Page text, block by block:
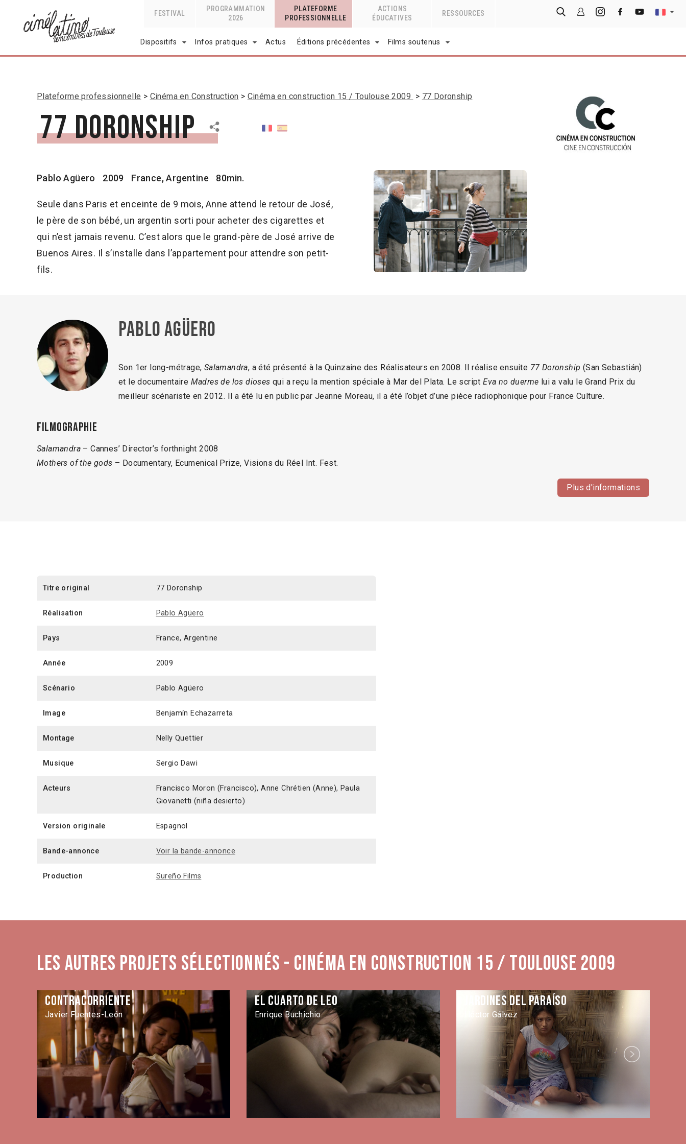
FESTIVAL
PROGRAMMATION
2026
PLATEFORME
PROFESSIONNELLE
ACTIONS
ÉDUCATIVES
RESSOURCES
Dispositifs Infos pratiques Actus Éditions précédentes Films soutenus
Plateforme professionnelle Cinéma en Construction Cinéma en construction 15 / Toulouse 2009 77 Doronship
77 Doronship
Pablo Agüero 2009 France, Argentine 80min.
Seule dans Paris et enceinte de 9 mois, Anne attend le retour de José,
le père de son bébé, un argentin sorti pour acheter des cigarettes et
qui n’est jamais revenu. C’est alors que le grand-père de José arrive de
Buenos Aires. Il s’installe dans l’appartement pour attendre son petit-
fils.
Pablo Agüero
Son 1er long-métrage, Salamandra, a été présenté à la Quinzaine des Réalisateurs en 2008. Il réalise ensuite 77 Doronship (San Sebastián)
et le documentaire Madres de los dioses qui a reçu la mention spéciale à Mar del Plata. Le scriptEva no duerme lui a valu le Grand Prix du
meilleur scénariste en 2012. Il a été lu en public par Jeanne Moreau, il a été l’objet d’une pièce radiophonique pour France Culture.
Filmographie
Salamandra – Cannes’ Director’s forthnight 2008
Mothers of the gods – Documentary, Ecumenical Prize, Visions du Réel Int. Fest.
Plus d'informations
Titre original 77 Doronship
Réalisation Pablo Agüero
Pays France, Argentine
Année 2009
Scénario Pablo Agüero
Image Benjamín Echazarreta
Montage Nelly Quettier
Musique Sergio Dawi
Acteurs
Francisco Moron (Francisco), Anne Chrétien (Anne), Paula
Giovanetti (niña desierto)
Version originale Espagnol
Bande-annonce Voir la bande-annonce
Production Sureño Films
Les autres projets sélectionnés - Cinéma en construction 15 / Toulouse 2009
Contracorriente
Javier Fuentes-León
El cuarto de Leo
Enrique Buchichio
Jardines del paraíso
Héctor Gálvez
Next